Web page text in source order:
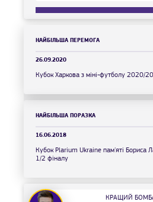
НАЙБІЛЬША ПЕРЕМОГА
26.09.2020
Кубок Харкова з міні-футболу 2020/
НАЙБІЛЬША ПОРАЗКА
16.06.2018
Кубок Plarium Ukraine пам'яті Бориса
1/2 фіналу
КРАЩИЙ